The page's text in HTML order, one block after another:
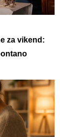
za vikend: